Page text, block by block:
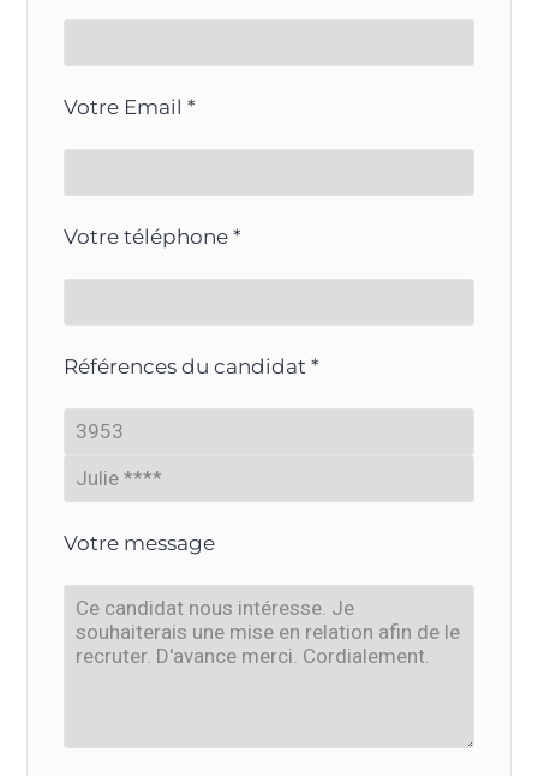
Votre Email *
Votre téléphone *
Références du candidat *
Votre message